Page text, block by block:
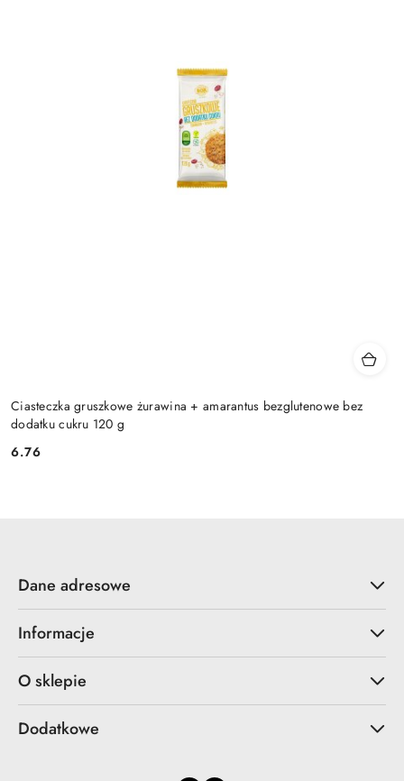
Ciasteczka gruszkowe żurawina + amarantus bezglutenowe bez
dodatku cukru 120 g
Cena:
6.76
Dane adresowe
Informacje
O sklepie
Dodatkowe